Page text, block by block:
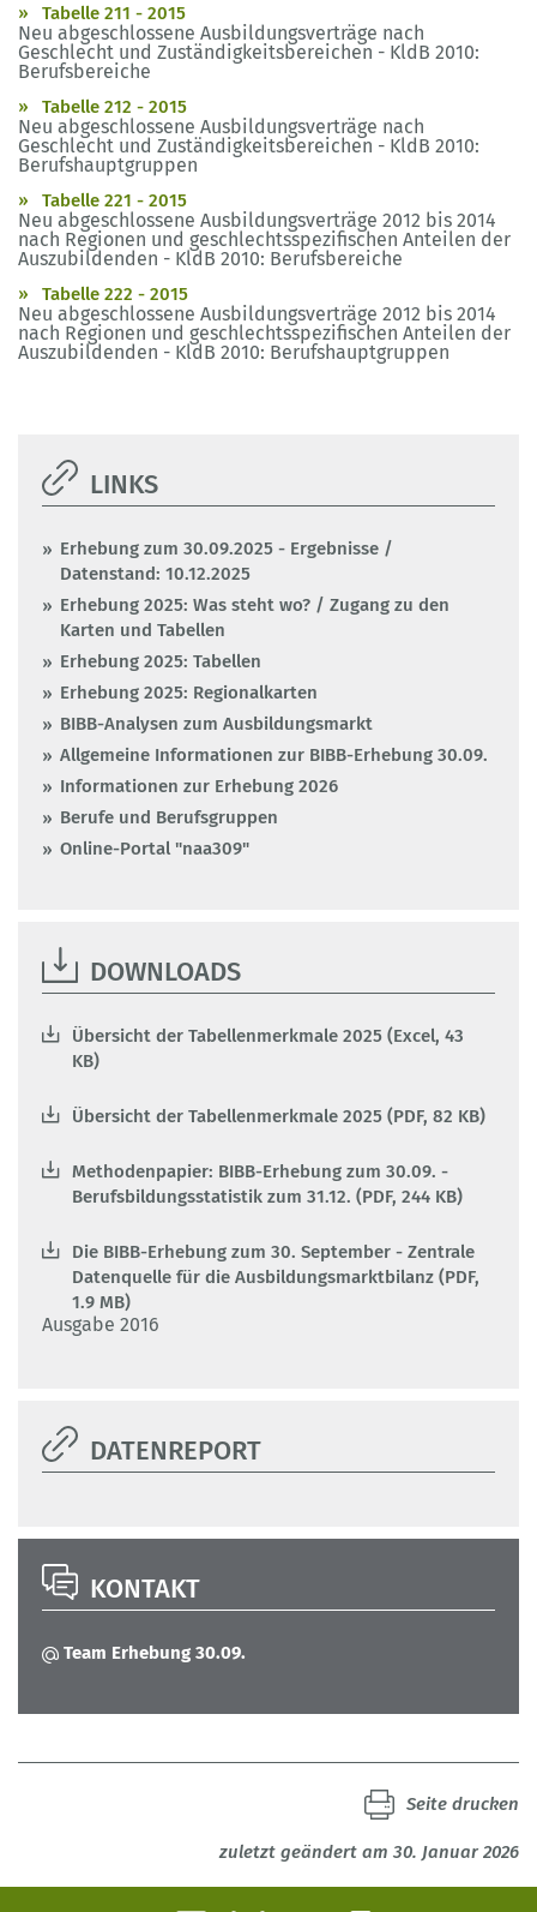
Tabelle 211 - 2015
Neu abgeschlossene Ausbildungsverträge nach
Geschlecht und Zuständigkeitsbereichen - KldB 2010:
Berufsbereiche
Tabelle 212 - 2015
Neu abgeschlossene Ausbildungsverträge nach
Geschlecht und Zuständigkeitsbereichen - KldB 2010:
Berufshauptgruppen
Tabelle 221 - 2015
Neu abgeschlossene Ausbildungsverträge 2012 bis 2014
nach Regionen und geschlechtsspezifischen Anteilen der
Auszubildenden - KldB 2010: Berufsbereiche
Tabelle 222 - 2015
Neu abgeschlossene Ausbildungsverträge 2012 bis 2014
nach Regionen und geschlechtsspezifischen Anteilen der
Auszubildenden - KldB 2010: Berufshauptgruppen
LINKS
Erhebung zum 30.09.2025 - Ergebnisse /
Datenstand: 10.12.2025
Erhebung 2025: Was steht wo? / Zugang zu den
Karten und Tabellen
Erhebung 2025: Tabellen
Erhebung 2025: Regionalkarten
BIBB-Analysen zum Ausbildungsmarkt
Allgemeine Informationen zur BIBB-Erhebung 30.09.
Informationen zur Erhebung 2026
Berufe und Berufsgruppen
Online-Portal "naa309"
DOWNLOADS
Übersicht der Tabellenmerkmale 2025 (Excel, 43
KB)
Übersicht der Tabellenmerkmale 2025 (PDF, 82 KB)
Methodenpapier: BIBB-Erhebung zum 30.09. -
Berufsbildungsstatistik zum 31.12. (PDF, 244 KB)
Die BIBB-Erhebung zum 30. September - Zentrale
Datenquelle für die Ausbildungsmarktbilanz (PDF,
1.9 MB)
Ausgabe 2016
DATENREPORT
KONTAKT
Team Erhebung 30.09.
zuletzt geändert am 30. Januar 2026
Seite drucken